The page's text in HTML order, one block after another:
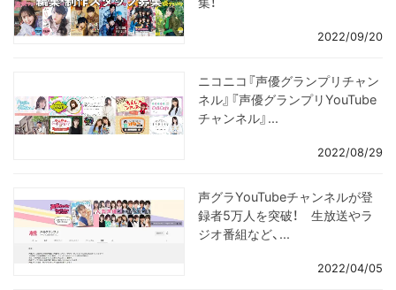
2022/09/20
ニコニコ『声優グランプリチャン
ネル』『声優グランプリYouTube
チャンネル』...
2022/08/29
声グラYouTubeチャンネルが登
録者5万人を突破！ 生放送やラ
ジオ番組など、...
2022/04/05